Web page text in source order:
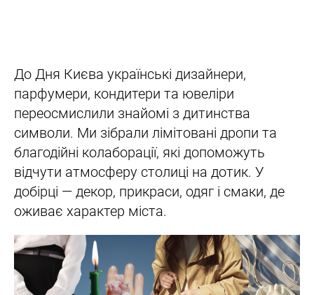
До Дня Києва українські дизайнери,
парфумери, кондитери та ювеліри
переосмислили знайомі з дитинства
символи. Ми зібрали лімітовані дропи та
благодійні колаборації, які допоможуть
відчути атмосферу столиці на дотик. У
добірці — декор, прикраси, одяг і смаки, де
оживає характер міста.